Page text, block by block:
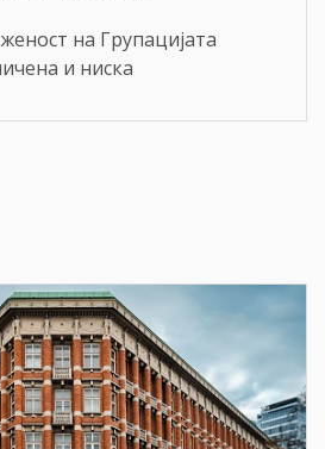
на Групацијата
и ниска